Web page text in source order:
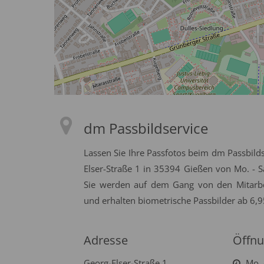
dm Passbildservice
Lassen Sie Ihre Passfotos beim dm
Elser-Straße 1 in 35394 Gießen von Mo. -
Sie werden auf dem Gang von den
und erhalten biometrische Passbilder ab
Adresse